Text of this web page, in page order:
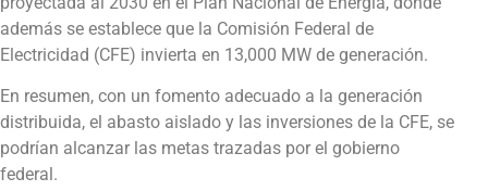
además se establece que la Comisión Federal de
Electricidad (CFE) invierta en 13,000 MW de generación.
En resumen, con un fomento adecuado a la generación
distribuida, el abasto aislado y las inversiones de la CFE, se
podrían alcanzar las metas trazadas por el gobierno
federal.